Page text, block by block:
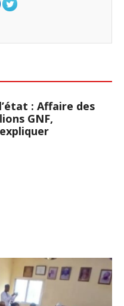
: Affaire des
GNF,